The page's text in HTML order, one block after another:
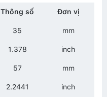
Thông số Đơn vị
35 mm
1.378 inch
57 mm
2.2441 inch